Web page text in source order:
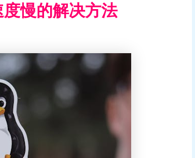
慢的解决方法